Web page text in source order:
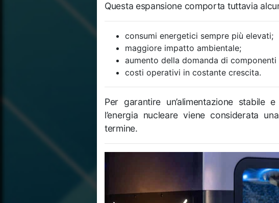
Questa espansione comporta tuttavia
consumi energetici sempre più elevati;
maggiore impatto ambientale;
aumento della domanda di
costi operativi in costante crescita.
Per garantire un’alimentazione stabile
l’energia nucleare viene considerata
termine.